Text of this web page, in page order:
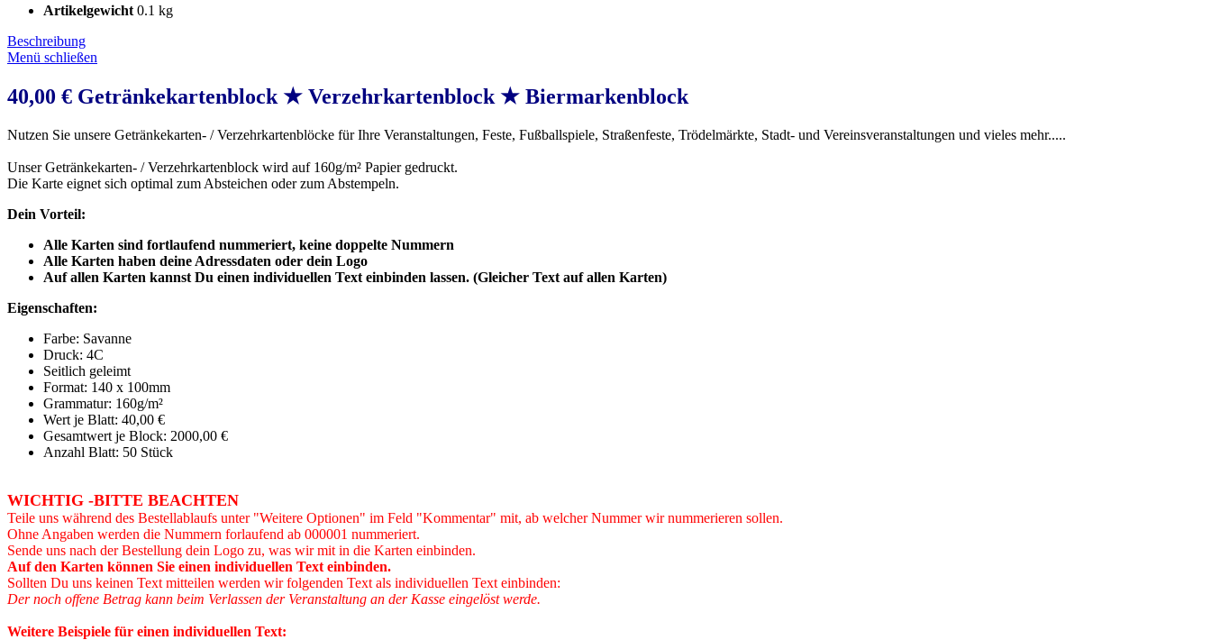
Artikelgewicht 0.1 kg
Beschreibung
Menü schließen
40,00 € Getränkekartenblock ★ Verzehrkartenblock ★ Biermarkenblock
Nutzen Sie unsere Getränkekarten- / Verzehrkartenblöcke für Ihre Veranstaltungen, Feste, Fußballspiele, Straßenfeste, Trödelmärkte, Stadt- und Vereinsveranstaltungen und vieles mehr.....
Unser Getränkekarten- / Verzehrkartenblock wird auf 160g/m² Papier gedruckt.
Die Karte eignet sich optimal zum Absteichen oder zum Abstempeln.
Dein Vorteil:
Alle Karten sind fortlaufend nummeriert, keine doppelte Nummern
Alle Karten haben deine Adressdaten oder dein Logo
Auf allen Karten kannst Du einen individuellen Text einbinden lassen. (Gleicher Text auf allen Karten)
Eigenschaften:
Farbe: Savanne
Druck: 4C
Seitlich geleimt
Format: 140 x 100mm
Grammatur: 160g/m²
Wert je Blatt: 40,00 €
Gesamtwert je Block: 2000,00 €
Anzahl Blatt: 50 Stück
WICHTIG -BITTE BEACHTEN
Teile uns während des Bestellablaufs unter "Weitere Optionen" im Feld "Kommentar" mit, ab welcher Nummer wir nummerieren sollen.
Ohne Angaben werden die Nummern forlaufend ab 000001 nummeriert.
Sende uns nach der Bestellung dein Logo zu, was wir mit in die Karten einbinden.
Auf den Karten können Sie einen individuellen Text einbinden.
Sollten Du uns keinen Text mitteilen werden wir folgenden Text als individuellen Text einbinden:
Der noch offene Betrag kann beim Verlassen der Veranstaltung an der Kasse eingelöst werde.
Weitere Beispiele für einen individuellen Text: